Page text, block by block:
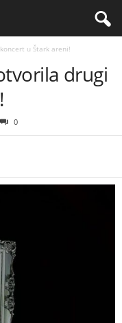
u Štark areni!
drugi
0